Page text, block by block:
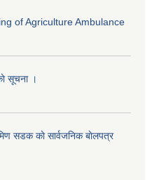
of Agriculture Ambulance
सूचना ।
सडक काे सार्वजनिक बाेलपत्र